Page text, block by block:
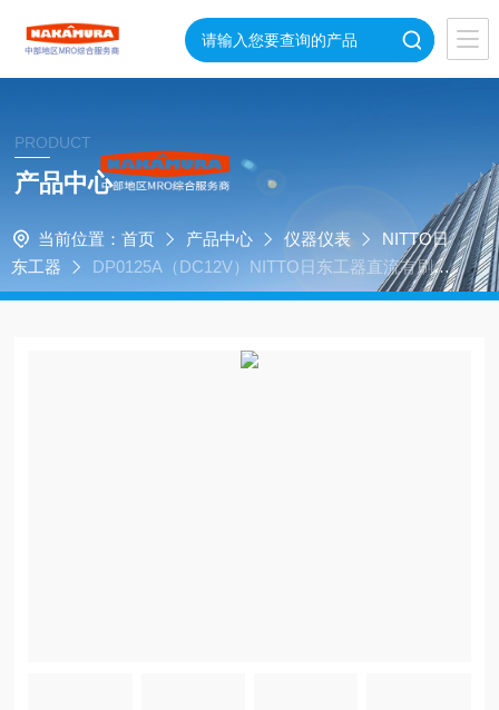
PRODUCT
产品中心
当前位置： 首页 产品中心 仪器仪表
NITTO日
东工器
DP0125A（DC12V）NITTO日东工器直流有刷电
机的压缩机/真空泵